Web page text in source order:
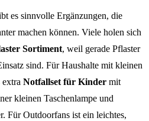
es sinnvolle Ergänzungen, die
machen können. Viele holen sich
Sortiment, weil gerade Pflaster
sind. Für Haushalte mit kleinen
Notfallset für Kinder mit
kleinen Taschenlampe und
Für Outdoorfans ist ein leichtes,